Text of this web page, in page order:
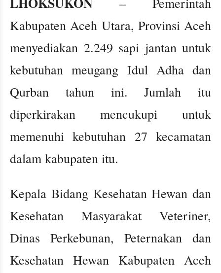
Kabupaten Aceh Utara, Provinsi Aceh
menyediakan 2.249 sapi jantan untuk
kebutuhan meugang Idul Adha dan
Qurban tahun ini. Jumlah itu
diperkirakan mencukupi untuk
memenuhi kebutuhan 27 kecamatan
dalam kabupaten itu.
Kepala Bidang Kesehatan Hewan dan
Kesehatan Masyarakat Veteriner,
Dinas Perkebunan, Peternakan dan
Kesehatan Hewan Kabupaten Aceh